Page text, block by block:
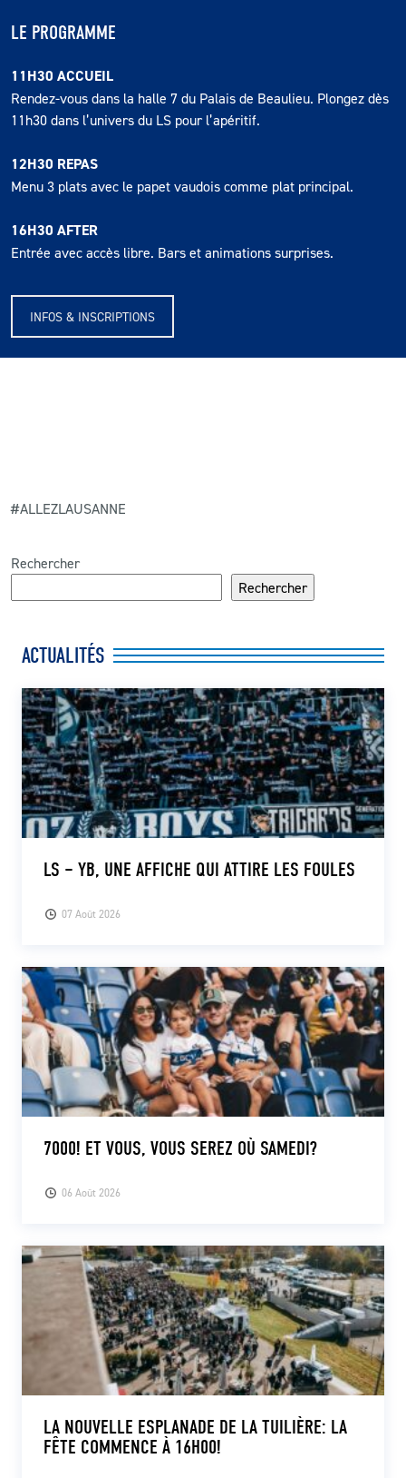
LE PROGRAMME
11H30 ACCUEIL
Rendez-vous dans la halle 7 du Palais de Beaulieu. Plongez dès
11h30 dans l’univers du LS pour l’apéritif.
12H30 REPAS
Menu 3 plats avec le papet vaudois comme plat principal.
16H30 AFTER
Entrée avec accès libre. Bars et animations surprises.
INFOS & INSCRIPTIONS
#ALLEZLAUSANNE
Rechercher
Rechercher
ACTUALITÉS
07 Août 2026
LS – YB, UNE AFFICHE QUI ATTIRE LES FOULES
06 Août 2026
7000! ET VOUS, VOUS SEREZ OÙ SAMEDI?
LA NOUVELLE ESPLANADE DE LA TUILIÈRE: LA
FÊTE COMMENCE À 16H00!